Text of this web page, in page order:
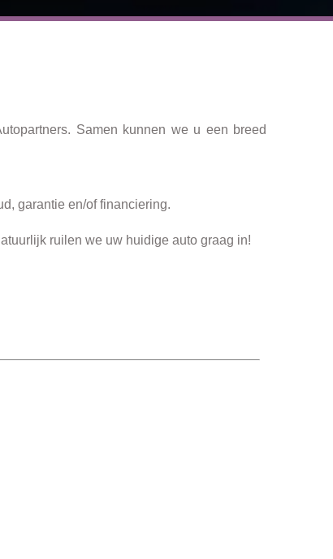
. Samen kunnen we u een breed
garantie en/of financiering.
ruilen we uw huidige auto graag in!